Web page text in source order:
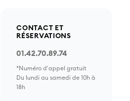
CONTACT ET
RÉSERVATIONS
01.42.70.89.74
*Numéro d'appel gratuit
Du lundi au samedi de 10h à
18h